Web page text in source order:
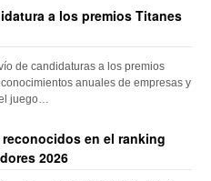
a los premios Titanes
de candidaturas a los premios
anuales de empresas y
juego…
en el ranking
2026